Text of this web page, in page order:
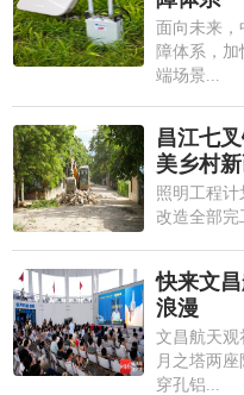
面向未来，
障体系，
端场景...
昌江七
美乡村
照明工程计
改造全部完
快来文
浪漫
文昌航天观
月之塔两
穿孔铝...